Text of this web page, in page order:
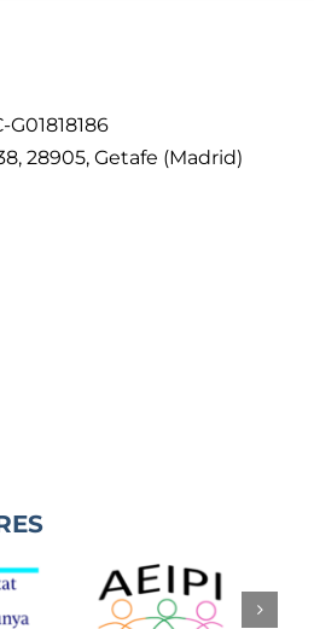
28905, Getafe (Madrid)
compras